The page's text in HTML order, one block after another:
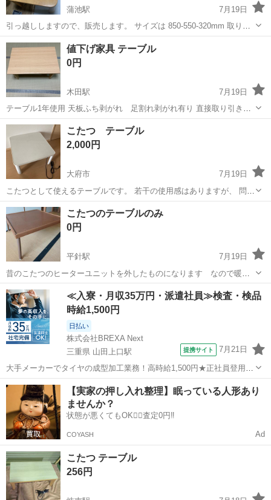
蒲池駅
7月19日
引っ越ししますので、販売します。 サイズは 850-550-320mm 取りに
来たら優先 常滑市港町1-23ビレッジハウス榎戸 お願いいたします
愛知 常滑市 蒲池駅 テーブル
値下げ家具 テーブル
0円
木田駅
7月19日
テーブル1年使用 天板ふち剥がれ 足割れ剥がれ有り 直接取り引き希
望 ジャンク
愛知 稲沢市 木田駅 テーブル
こたつ テーブル
2,000円
大府市
7月19日
こたつとして使えるテーブルです。 若干の使用感はありますが、 問題
なく使えます。 欲しい方にはこたつ布団も つけさせていただきます。
タテ75cm ヨコ75cm 高さ38.5cm
愛知 大府市 テーブル
こたつのテーブルのみ
0円
平針駅
7月19日
昔のこたつのヒーターユニットを外したものになります なので暖か
くはなりません^^; 天板も差し上げます
愛知 名古屋市 平針駅 テーブル
≪入寮・月収35万円・派遣社員≫検査・検品
時給1,500円
日払い
株式会社BREXA Next
三重県 山田上口駅
提携サイト 7月21日
大手メーカーでタイヤの成型加工業務！高時給1,500円★正社員登用制
度あり！ワンルーム寮完備！マイカー通勤OK！無料駐車場あり！《三
重県伊勢市》 人気の工場のお仕事 ◇タイヤの製造◇ トラック・バ
ス・RV車用を中心とした...
三重 伊勢市 山田上口駅 その他
【実家の押し入れ整理】眠っている人形あり
ませんか？
状態が悪くてもOK🙆‍♀️査定0円‼️
COYASH Ad
こたつ テーブル
256円